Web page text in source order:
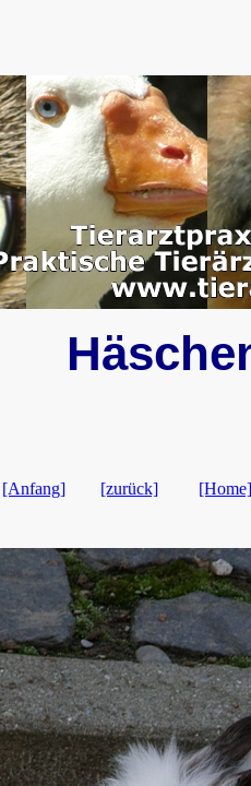
[Anfang] [zurück] [Home]